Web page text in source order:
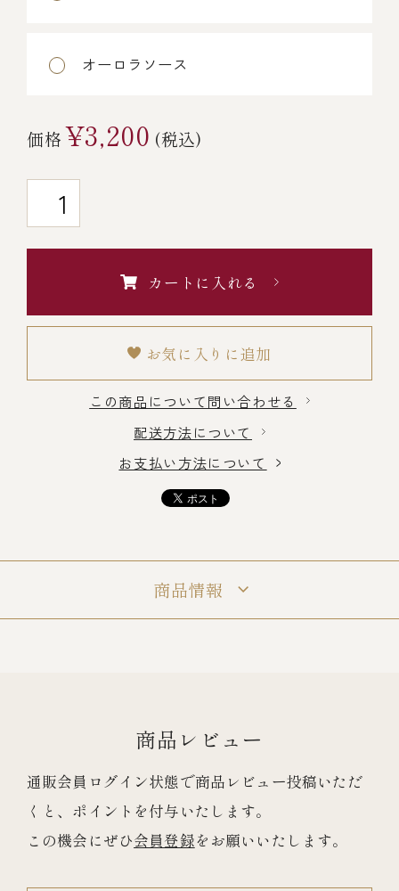
￥20,000～
冷凍商品一覧
冷蔵商品一覧
オーロラソース
価格¥3,200 (税込)
カートに入れる
お気に入りに追加
この商品について問い合わせる
配送方法について
お支払い方法について
商品情報
商品レビュー
通販会員ログイン状態で商品レビュー投稿いただ
くと、ポイントを付与いたします。
この機会にぜひ会員登録をお願いいたします。